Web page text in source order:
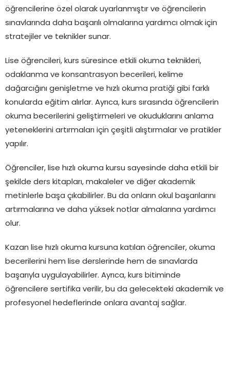
öğrencilerine özel olarak uyarlanmıştır ve öğrencilerin
sınavlarında daha başarılı olmalarına yardımcı olmak için
stratejiler ve teknikler sunar.
Lise öğrencileri, kurs süresince etkili okuma teknikleri,
odaklanma ve konsantrasyon becerileri, kelime
dağarcığını genişletme ve hızlı okuma pratiği gibi farklı
konularda eğitim alırlar. Ayrıca, kurs sırasında öğrencilerin
okuma becerilerini geliştirmeleri ve okuduklarını anlama
yeteneklerini artırmaları için çeşitli alıştırmalar ve pratikler
yapılır.
Öğrenciler, lise hızlı okuma kursu sayesinde daha etkili bir
şekilde ders kitapları, makaleler ve diğer akademik
metinlerle başa çıkabilirler. Bu da onların okul başarılarını
artırmalarına ve daha yüksek notlar almalarına yardımcı
olur.
Kazan lise hızlı okuma kursuna katılan öğrenciler, okuma
becerilerini hem lise derslerinde hem de sınavlarda
başarıyla uygulayabilirler. Ayrıca, kurs bitiminde
öğrencilere sertifika verilir, bu da gelecekteki akademik ve
profesyonel hedeflerinde onlara avantaj sağlar.